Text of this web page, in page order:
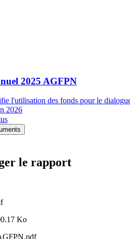
2025 AGFPN
l'utilisation des fonds pour le
2026
le rapport
Ko